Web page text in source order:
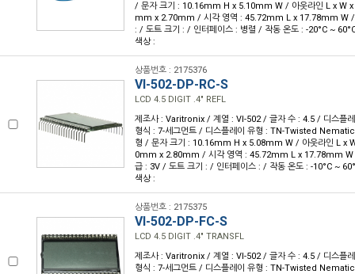
/ 문자 크기 : 10.16mm H x 5.10mm W / 아웃라인 L x W
mm x 2.70mm / 시각 영역 : 45.72mm L x 17.78mm W /
: / 도트 크기 : / 인터페이스 : 병렬 / 작동 온도 : -20°C ~
색상 :
상품번호 : 2175376
VI-502-DP-RC-S
LCD 4.5 DIGIT .4" REFL
제조사 : Varitronix / 계열 : VI-502 / 글자 수 : 4.5 / 디스플
형식 : 7-세그먼트 / 디스플레이 유형 : TN-Twisted
형 / 문자 크기 : 10.16mm H x 5.08mm W / 아웃라인 L x
0mm x 2.80mm / 시각 영역 : 45.72mm L x 17.78mm W
급 : 3V / 도트 크기 : / 인터페이스 : / 작동 온도 : -10°C ~
색상 :
상품번호 : 2175375
VI-502-DP-FC-S
LCD 4.5 DIGIT .4" TRANSFL
제조사 : Varitronix / 계열 : VI-502 / 글자 수 : 4.5 / 디스플
형식 : 7-세그먼트 / 디스플레이 유형 : TN-Twisted